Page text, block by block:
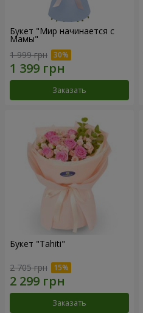
Букет "Мир начинается с
Мамы"
1 999 грн
Заказать
Букет "Tahiti"
2 705 грн
Заказать